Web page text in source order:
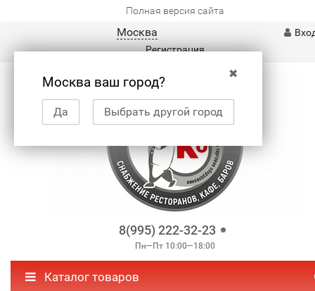
Полная версия сайта
Москва
✖
Москва ваш город?
Да Выбрать другой город
Регистрация
8(995) 222-32-23
Пн—Пт 10:00—18:00
Каталог товаров